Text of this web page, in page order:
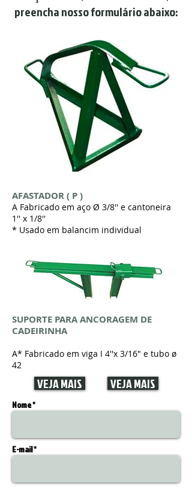
preencha nosso formulário abaixo:
AFASTADOR ( P )
A Fabricado em aço Ø 3/8'' e cantoneira
1'' x 1/8''
* Usado em balancim individual
SUPORTE PARA ANCORAGEM DE
CADEIRINHA
A* Fabricado em viga I 4''x 3/16" e tubo ø
42
VEJA MAIS VEJA MAIS
Nome *
E-mail *